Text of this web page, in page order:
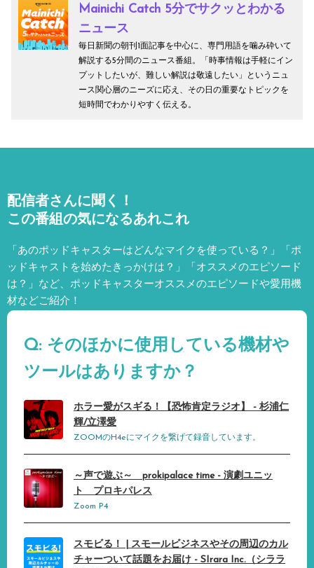
Mainichi Catch 5分でサクッとわかる
ニュース
毎日新聞の朝刊1面記事を中心に、専門用語を噛み砕いて
解説する5分間のニュース番組。「時事情報は手軽にイン
プットしたいが、難しい解説は敬遠したい」というニュ
ース関心層のニーズに応え、その日の重要なトピックを
短時間でわかりやすく伝える。
配信者さんに聞く！
この番組の気になるあれこれ
「あのポッドキャスターはどんなマイクを使っている？」「ポ
ッドキャストを始めたきっかけは？」「オススメのエピソード
は？」など、 ポッドキャスターオススメのエピソードや愛用機
材などご紹介！
Q: そのほかに使用している機材や
ツールはありますか？
ホラー愛がスギる！【恐怖肯定ラジオ】 - 杉浦仁
輝/立澤愛
ZOOMのH4eにマイクを繋げて録音しています。
～声で遊ぶ～ prokipalace time - 演劇ユニッ
ト プロキパレス
Zoom P4
スモビる！ | スモールビジネスやその周辺のカル
チャーついて話題をお届け - SIrara Inc.（シララ